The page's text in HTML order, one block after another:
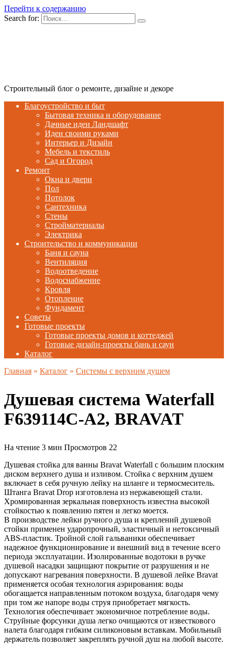
Перейти к содержанию
Search for:
Строительный блог о ремонте, дизайне и декоре
Благоустройство и быт
Бытовая техника и оборудование
Дачные идеи Ландшафт
Идеи своими руками
Интерьер и Дизайн
Мебель и текстиль
Сад и Огород
Ремонт
Окна и двери
Пол
Потолок
Сантехника
Стены
Стройматериалы
Электрика
Строительство и коммуникации
Баня и сауна
Вентиляция
Водоотведение
Водоснабжение
Кровля
Отопление
Фундамент
Советы
Готовые проекты
Готовые проекты домов и коттеджей
Готовые дизайн-проекты бань и саун
Каталог
Главная » Каталог » Системы с верхним душем
Душевая система Waterfall
F639114C-A2, BRAVAT
На чтение 3 мин Просмотров 22
Душевая стойка для ванны Bravat Waterfall с большим плоским
диском верхнего душа и изливом. Стойка с верхним душем
включает в себя ручную лейку на шланге и термосмеситель.
Штанга Bravat Drop изготовлена из нержавеющей стали.
Хромированная зеркальная поверхность известна высокой
стойкостью к появлению пятен и легко моется.
В производстве лейки ручного душа и креплений душевой
стойки применен ударопрочный, эластичный и нетоксичный
ABS-пластик. Тройной слой гальваники обеспечивает
надежное функционирование и внешний вид в течение всего
периода эксплуатации. Изолированные водотоки в ручке
душевой насадки защищают покрытие от разрушения и не
допускают нагревания поверхности. В душевой лейке Bravat
применяется особая технология аэрирования: воды
обогащается направленным потоком воздуха, благодаря чему
при том же напоре воды струя приобретает мягкость.
Технология обеспечивает экономичное потребление воды.
Струйные форсунки душа легко очищаются от известкового
налета благодаря гибким силиконовым вставкам. Мобильный
держатель позволяет закреплять ручной душ на любой высоте.